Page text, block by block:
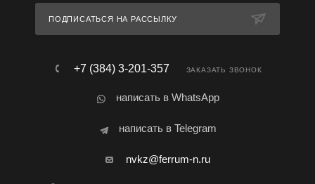
ПОДПИСАТЬСЯ НА РАССЫЛКУ
+7 (384) 3-201-357 ЗАКАЗАТЬ ЗВОНОК
написать в WhatsApp
написать в Telegram
nvkz@ferrum-n.ru